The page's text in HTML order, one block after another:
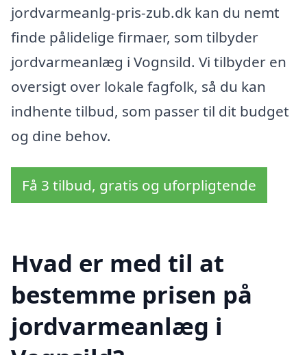
jordvarmeanlg-pris-zub.dk kan du nemt
finde pålidelige firmaer, som tilbyder
jordvarmeanlæg i Vognsild. Vi tilbyder en
oversigt over lokale fagfolk, så du kan
indhente tilbud, som passer til dit budget
og dine behov.
Få 3 tilbud, gratis og uforpligtende
Hvad er med til at
bestemme prisen på
jordvarmeanlæg i